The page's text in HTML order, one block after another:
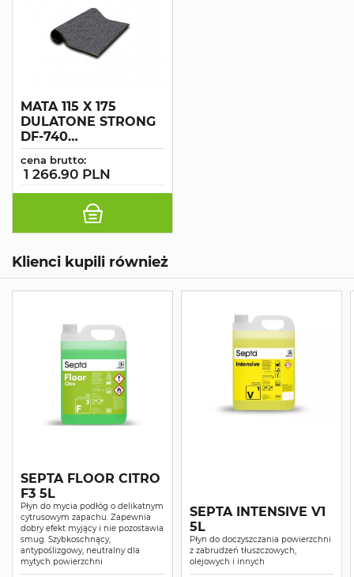
MATA 115 X 175
DULATONE STRONG
DF-740
CIEMNOSZARA
cena brutto:
1 266.90 PLN
Klienci kupili również
SEPTA FLOOR CITRO
F3 5L
Płyn do mycia podłóg o delikatnym
cytrusowym zapachu. Zapewnia
dobry efekt myjący i nie pozostawia
smug. Szybkoschnący,
antypoślizgowy, neutralny dla
mytych powierzchni
SEPTA INTENSIVE V1
5L
Płyn do doczyszczania powierzchni
z zabrudzeń tłuszczowych,
olejowych i innych